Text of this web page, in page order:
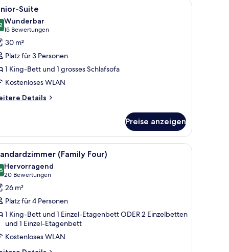
10 Suite
von 10
Wunderbar
15 Bewertungen
(15
Bewertungen)
30 m²
Platz für 3 Personen
1 King-Bett und 1 grosses Schlafsofa
Kostenloses WLAN
Details
Preise anzeigen
Schreibtisch mit Stuhl, Bett mit zwei Kissen und einer kleinen
Ein Hotelzimmer mit einem großen Bett,
10 (Family Four)
von 10
Hervorragend
20 Bewertungen
(20
Bewertungen)
26 m²
Platz für 4 Personen
1 King-Bett und 1 Einzel-Etagenbett ODER 2 Einzelbetten
und 1 Einzel-Etagenbett
Kostenloses WLAN